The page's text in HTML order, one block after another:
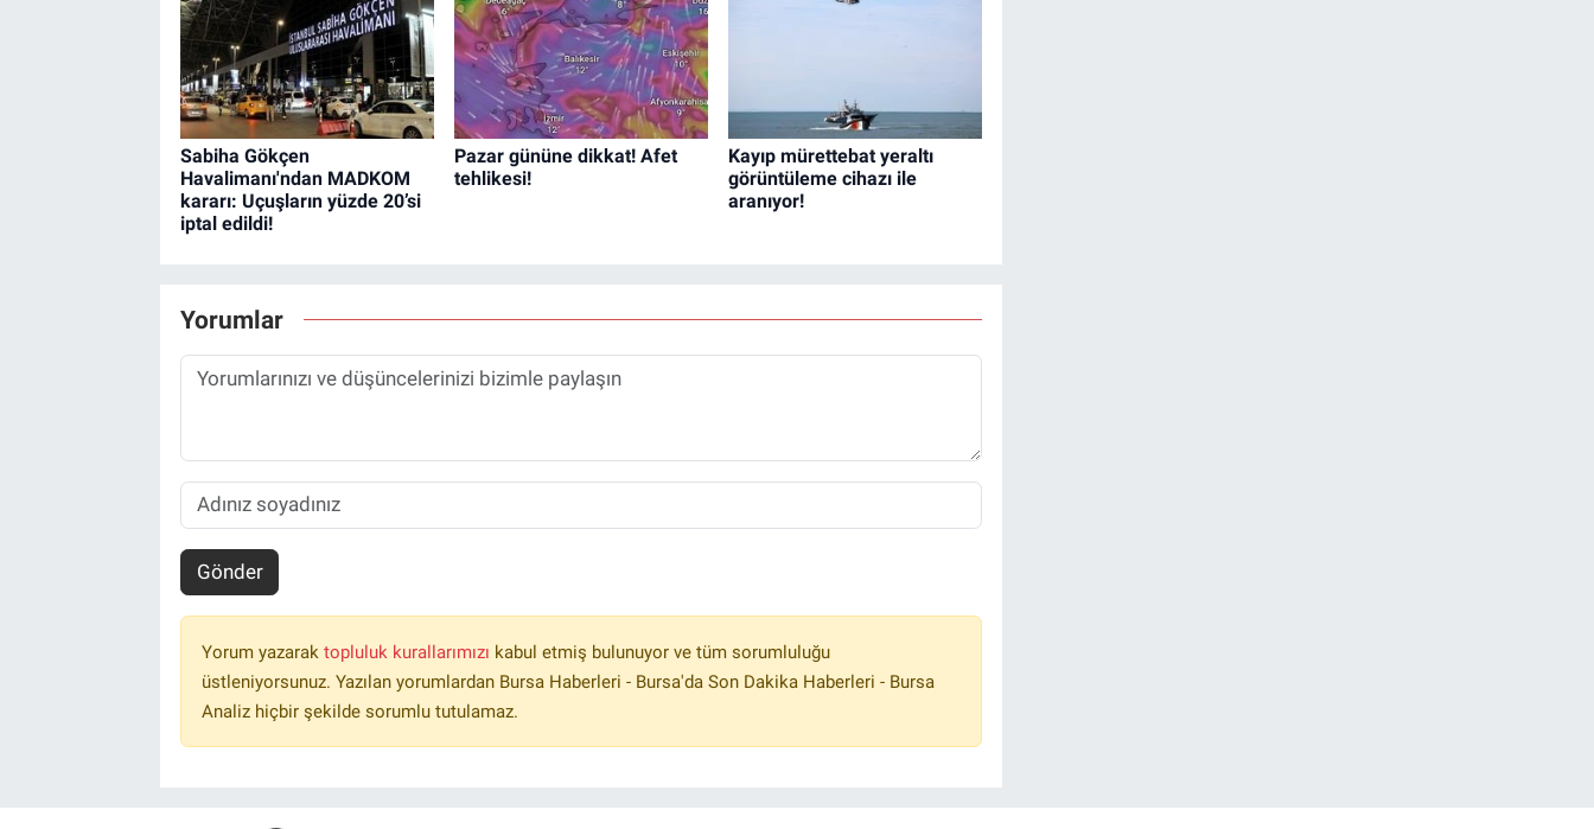
Sabiha Gökçen
Havalimanı'ndan MADKOM
kararı: Uçuşların yüzde 20’si
iptal edildi!
Pazar gününe dikkat! Afet
tehlikesi!
Kayıp mürettebat yeraltı
görüntüleme cihazı ile
aranıyor!
Yorumlar
Gönder
Yorum yazarak topluluk kurallarımızı kabul etmiş bulunuyor ve tüm sorumluluğu
üstleniyorsunuz. Yazılan yorumlardan Bursa Haberleri - Bursa'da Son Dakika Haberleri - Bursa
Analiz hiçbir şekilde sorumlu tutulamaz.